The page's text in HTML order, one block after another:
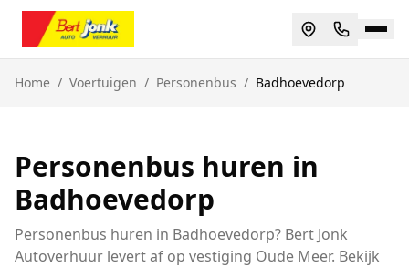
Home / Voertuigen / Personenbus / Badhoevedorp
Personenbus huren in
Badhoevedorp
Personenbus huren in Badhoevedorp? Bert Jonk
Autoverhuur levert af op vestiging Oude Meer. Bekijk